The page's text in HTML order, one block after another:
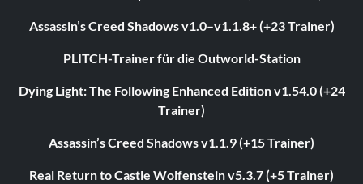
Assassin’s Creed Shadows v1.0–v1.1.8+ (+23 Trainer)
PLITCH-Trainer für die Outworld-Station
Dying Light: The Following Enhanced Edition v1.54.0 (+24
Trainer)
Assassin’s Creed Shadows v1.1.9 (+15 Trainer)
Real Return to Castle Wolfenstein v5.3.7 (+5 Trainer)